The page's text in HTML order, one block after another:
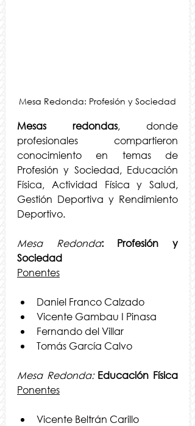
Mesa Redonda: Profesión y Sociedad
Mesas redondas, donde
profesionales compartieron
conocimiento en temas de
Profesión y Sociedad, Educación
Física, Actividad Física y Salud,
Gestión Deportiva y Rendimiento
Deportivo.
Mesa Redonda: Profesión y
Sociedad
Ponentes
Daniel Franco Calzado
Vicente Gambau I Pinasa
Fernando del Villar
Tomás García Calvo
Mesa Redonda:
Ponentes
Vicente Beltrán Carillo